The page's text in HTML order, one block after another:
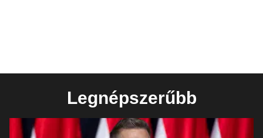
Legnépszerűbb